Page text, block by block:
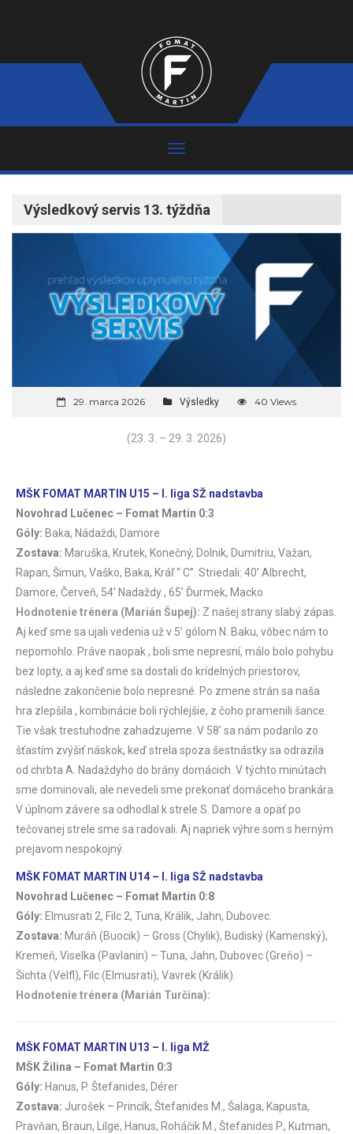
Výsledkový servis 13. týždňa
29. marca 2026 Výsledky 40 Views
(23. 3. – 29. 3. 2026)
MŠK FOMAT MARTIN U15 – I. liga SŽ nadstavba
Novohrad Lučenec – Fomat Martin 0:3
Góly: Baka, Nádaždi, Damore
Zostava: Maruška, Krutek, Konečný, Dolnik, Dumitriu, Važan,
Rapan, Šimun, Vaško, Baka, Kráľ “ C”. Striedali: 40’ Albrecht,
Damore, Červeň, 54’ Nadaždy , 65’ Ďurmek, Macko
Hodnotenie trénera (Marián Šupej): Z našej strany slabý zápas.
Aj keď sme sa ujali vedenia už v 5’ gólom N. Baku, vôbec nám to
nepomohlo. Práve naopak , boli sme nepresní, málo bolo pohybu
bez lopty, a aj keď sme sa dostali do krídelných priestorov,
následne zakončenie bolo nepresné. Po zmene strán sa naša
hra zlepšila , kombinácie boli rýchlejšie, z čoho pramenili šance.
Tie však trestuhodne zahadzujeme. V 58’ sa nám podarilo zo
šťastím zvýšiť náskok, keď strela spoza šestnástky sa odrazila
od chrbta A. Nadaždyho do brány domácich. V týchto minútach
sme dominovali, ale nevedeli sme prekonať domáceho brankára.
V úplnom závere sa odhodlal k strele S. Damore a opäť po
tečovanej strele sme sa radovali. Aj napriek výhre som s herným
prejavom nespokojný.
MŠK FOMAT MARTIN U14 – I. liga SŽ nadstavba
Novohrad Lučenec – Fomat Martin 0:8
Góly: Elmusrati 2, Filc 2, Tuna, Králik, Jahn, Dubovec.
Zostava: Muráň (Buocik) – Gross (Chylik), Budiský (Kamenský),
Kremeň, Viselka (Pavlanin) – Tuna, Jahn, Dubovec (Greňo) –
Šichta (Velfl), Filc (Elmusrati), Vavrek (Králik).
Hodnotenie trénera (Marián Turčina):
MŠK FOMAT MARTIN U13 – I. liga MŽ
MŠK Žilina – Fomat Martin 0:3
Góly: Hanus, P. Štefanides, Dérer
Zostava: Jurošek – Princík, Štefanides M., Šalaga, Kapusta,
Pravňan, Braun, Lilge, Hanus, Roháčik M., Štefanides P., Kutman,